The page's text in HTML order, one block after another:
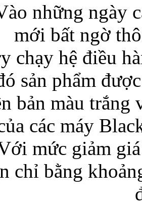
những ngày
mới bất ngờ
chạy hệ điều
sản phẩm
bản màu
các máy
mức giảm
chỉ bằng